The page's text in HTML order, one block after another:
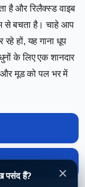
है और रिलैक्स्ड वाइब
से बचता है। चाहे आप
हों, यह गाना धूप
के लिए एक शानदार
मूड को पल भर में
×
पसंद हैं?